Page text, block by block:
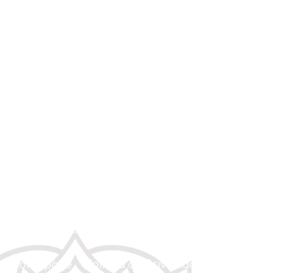
Homepage Política de Privacidade